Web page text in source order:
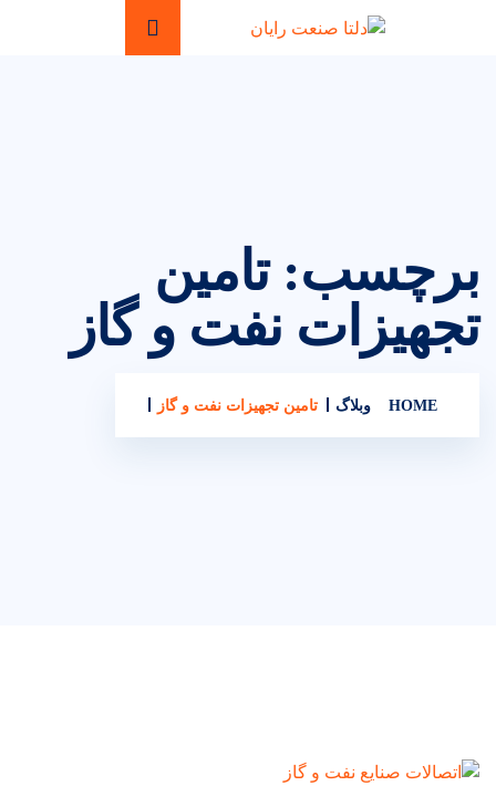
برچسب:تامین
تجهیزات نفت و گاز
HOME وبلاگ تامین تجهیزات نفت و گاز